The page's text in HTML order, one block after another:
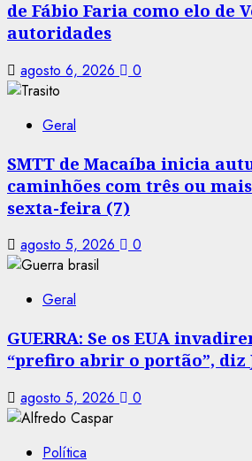
de Fábio Faria como elo de
autoridades
agosto 6, 2026 0
Geral
SMTT de Macaíba inicia
caminhões com três ou
sexta-feira (7)
agosto 5, 2026 0
Geral
GUERRA: Se os EUA
“prefiro abrir o portão”, diz
agosto 5, 2026 0
Política